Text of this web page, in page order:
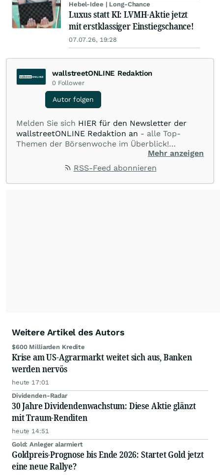
Hebel-Idee | Long-Chance
Luxus statt KI: LVMH-Aktie jetzt
mit erstklassiger Einstiegschance!
07.07.26, 19:28
wallstreetONLINE Redaktion
0 Follower
Autor folgen
Melden Sie sich HIER für den Newsletter der
wallstreetONLINE Redaktion an - alle Top-
Themen der Börsenwoche im Überblick!
Verpassen Sie kein wichtiges Anleger-Thema!Für
Beiträge auf diesem journalistischen Channel ist
Redaktion verantwortlich. Die Fachjournalisten
Mehr anzeigen
RSS-Feed abonnieren
Weitere Artikel des Autors
$600 Milliarden Kredite
Krise am US-Agrarmarkt weitet sich aus, Banken
werden nervös
heute 17:01
Dividenden-Radar
30 Jahre Dividendenwachstum: Diese Aktie glänzt
mit Traum-Renditen
heute 14:51
Gold: Anleger alarmiert
Goldpreis-Prognose bis Ende 2026: Startet Gold jetzt
eine neue Rallye?